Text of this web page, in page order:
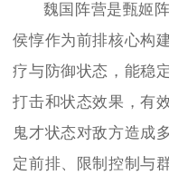
魏国阵营是甄姬
侯惇作为前排核心构
疗与防御状态，能稳
打击和状态效果，有
鬼才状态对敌方造成
定前排、限制控制与